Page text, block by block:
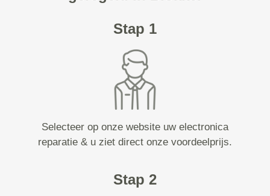
Stap 1
Selecteer op onze website uw electronica
reparatie & u ziet direct onze voordeelprijs.
Stap 2